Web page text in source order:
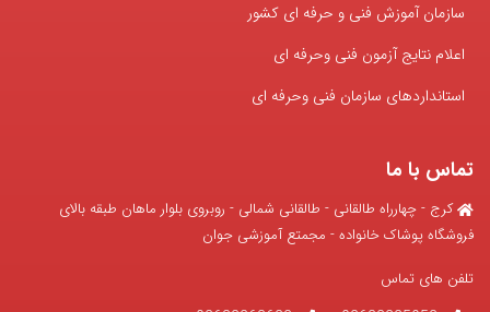
سازمان آموزش فنی و حرفه ای کشور
اعلام نتایج آزمون فنی وحرفه ای
استانداردهای سازمان فنی وحرفه ای
تماس با ما
کرج - چهارراه طالقانی - طالقانی شمالی - روبروی بلوار ماهان طبقه بالای
فروشگاه پوشاک خانواده - مجمتع آموزشی جوان
تلفن های تماس